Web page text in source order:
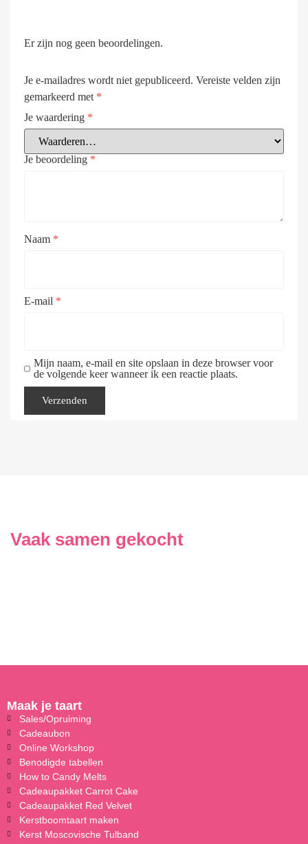
Er zijn nog geen beoordelingen.
Je e-mailadres wordt niet gepubliceerd. Vereiste velden zijn
gemarkeerd met *
Je waardering *
Je beoordeling *
Naam *
E-mail *
Mijn naam, e-mail en site opslaan in deze browser voor
de volgende keer wanneer ik een reactie plaats.
Vaak samen gekocht
Maak je taart
Sales/Opruiming
Cadeaubon
Online Workshop
Benodigde tabellen
How to Candy Melts
Cadeaupakket Carrot Cake
Cadeaupakket Red Velvet
Kerstboomtaart maken
Kerst Moscovische Tulband